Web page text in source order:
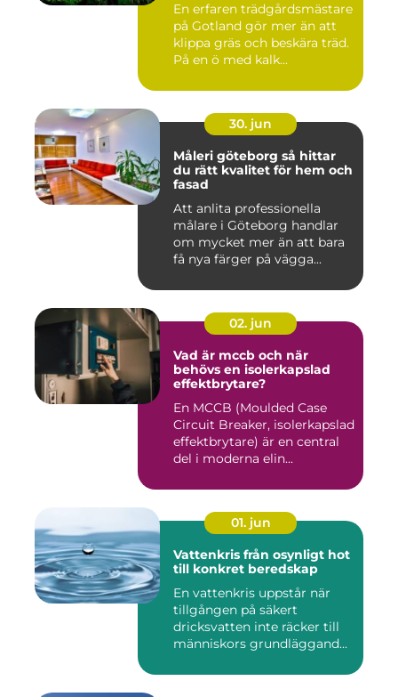
En erfaren trädgårdsmästare
på Gotland gör mer än att
klippa gräs och beskära träd.
På en ö med kalk...
30. jun
Måleri göteborg så hittar
du rätt kvalitet för hem och
fasad
Att anlita professionella
målare i Göteborg handlar
om mycket mer än att bara
få nya färger på vägga...
02. jun
Vad är mccb och när
behövs en isolerkapslad
effektbrytare?
En MCCB (Moulded Case
Circuit Breaker, isolerkapslad
effektbrytare) är en central
del i moderna elin...
01. jun
Vattenkris från osynligt hot
till konkret beredskap
En vattenkris uppstår när
tillgången på säkert
dricksvatten inte räcker till
människors grundläggand...